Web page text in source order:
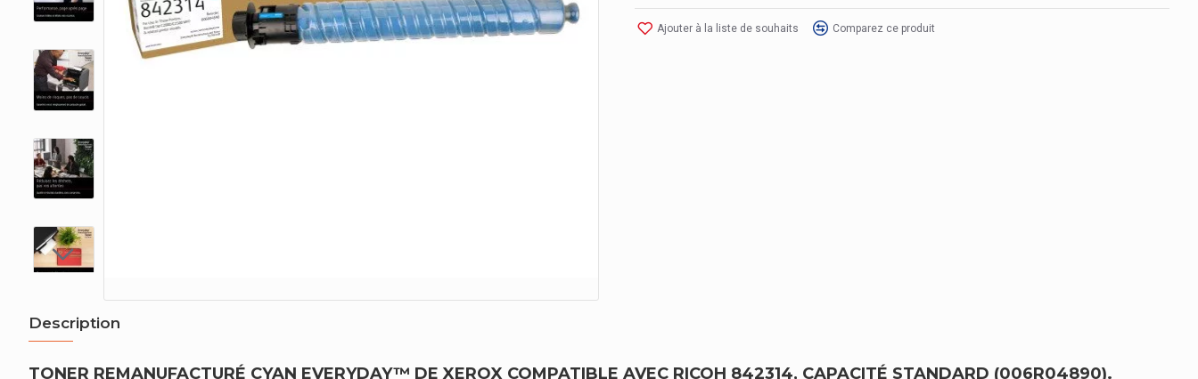
Ajouter à la liste de souhaits Comparez ce produit
Description
TONER REMANUFACTURÉ CYAN EVERYDAY™ DE XEROX COMPATIBLE AVEC RICOH 842314, CAPACITÉ STANDARD (006R04890).